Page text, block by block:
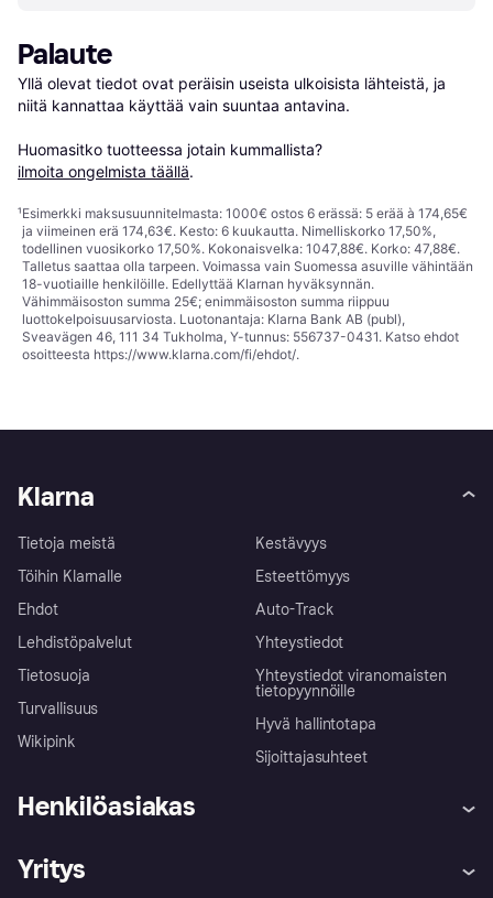
Palaute
Yllä olevat tiedot ovat peräisin useista ulkoisista lähteistä, ja
niitä kannattaa käyttää vain suuntaa antavina.
Huomasitko tuotteessa jotain kummallista?
ilmoita ongelmista täällä.
¹Esimerkki maksusuunnitelmasta: 1000€ ostos 6 erässä: 5 erää à 174,65€
ja viimeinen erä 174,63€. Kesto: 6 kuukautta. Nimelliskorko 17,50%,
todellinen vuosikorko 17,50%. Kokonaisvelka: 1047,88€. Korko: 47,88€.
Talletus saattaa olla tarpeen. Voimassa vain Suomessa asuville vähintään
18-vuotiaille henkilöille. Edellyttää Klarnan hyväksynnän.
Vähimmäisoston summa 25€; enimmäisoston summa riippuu
luottokelpoisuusarviosta. Luotonantaja: Klarna Bank AB (publ),
Sveavägen 46, 111 34 Tukholma, Y-tunnus: 556737-0431. Katso ehdot
osoitteesta https://www.klarna.com/fi/ehdot/.
Klarna
Tietoja meistä
Töihin Klarnalle
Ehdot
Lehdistöpalvelut
Tietosuoja
Turvallisuus
Wikipink
Kestävyys
Esteettömyys
Auto-Track
Yhteystiedot
Yhteystiedot viranomaisten
tietopyynnöille
Hyvä hallintotapa
Sijoittajasuhteet
Henkilöasiakas
Ohje
Kirjaudu sisään
Yritys